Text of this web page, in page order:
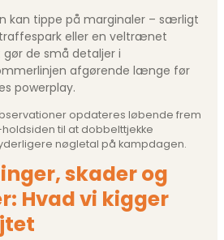
kan tippe på marginaler – særligt
eller en veltrænet
de små detaljer i
afgørende længe før
powerplay.
opdateres løbende frem
holdsiden til at dobbelttjekke
nøgletal på kampdagen.
skader og
Hvad vi kigger